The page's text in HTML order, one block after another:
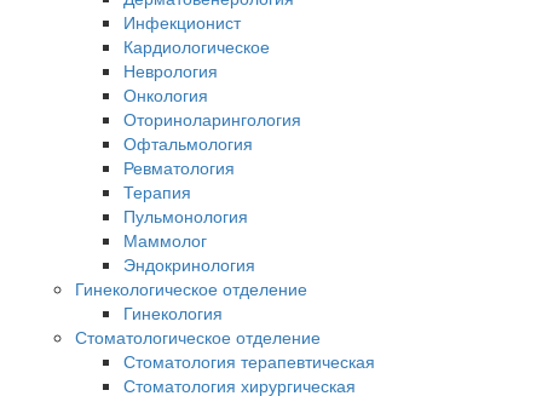
Инфекционист
Кардиологическое
Неврология
Онкология
Оториноларингология
Офтальмология
Ревматология
Терапия
Пульмонология
Маммолог
Эндокринология
Гинекологическое отделение
Гинекология
Стоматологическое отделение
Стоматология терапевтическая
Стоматология хирургическая